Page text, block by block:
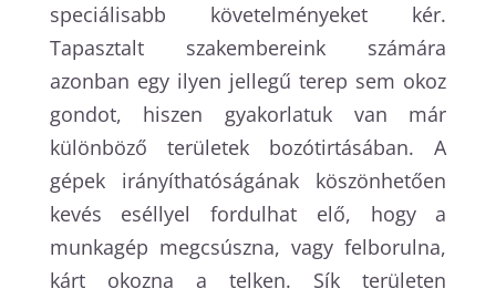
speciálisabb követelményeket kér.
Tapasztalt szakembereink számára
azonban egy ilyen jellegű terep sem okoz
gondot, hiszen gyakorlatuk van már
különböző területek bozótirtásában. A
gépek irányíthatóságának köszönhetően
kevés eséllyel fordulhat elő, hogy a
munkagép megcsúszna, vagy felborulna,
kárt okozna a telken. Sík területen